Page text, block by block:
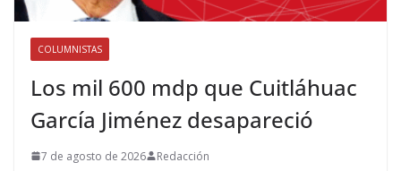
COLUMNISTAS
Los mil 600 mdp que Cuitláhuac
García Jiménez desapareció
7 de agosto de 2026 Redacción